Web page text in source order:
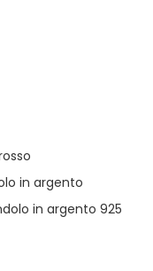
in argento
in argento 925